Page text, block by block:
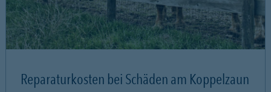
Reparaturkosten bei Schäden am Koppelzaun